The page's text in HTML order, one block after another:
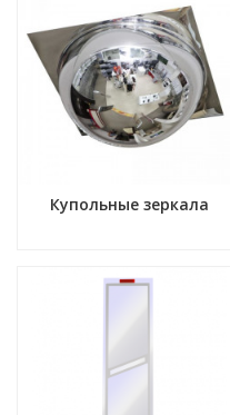
Купольные зеркала